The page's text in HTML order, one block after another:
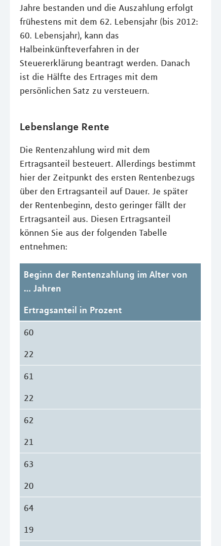
Jahre bestanden und die Auszahlung erfolgt
frühestens mit dem 62. Lebensjahr (bis 2012:
60. Lebensjahr), kann das
Halbeinkünfteverfahren in der
Steuererklärung beantragt werden. Danach
ist die Hälfte des Ertrages mit dem
persönlichen Satz zu versteuern.
Lebenslange Rente
Die Rentenzahlung wird mit dem
Ertragsanteil besteuert. Allerdings bestimmt
hier der Zeitpunkt des ersten Rentenbezugs
über den Ertragsanteil auf Dauer. Je später
der Rentenbeginn, desto geringer fällt der
Ertragsanteil aus. Diesen Ertragsanteil
können Sie aus der folgenden Tabelle
entnehmen:
Beginn der Rentenzahlung im Alter von
… Jahren
Ertragsanteil in Prozent
60
22
61
22
62
21
63
20
64
19